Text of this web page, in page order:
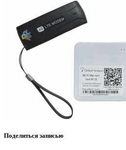
Поделиться записью